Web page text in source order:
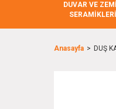
DUVAR VE
SERAMİKLERİ
Anasayfa DUŞ